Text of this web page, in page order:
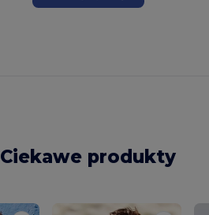
Ciekawe produkty